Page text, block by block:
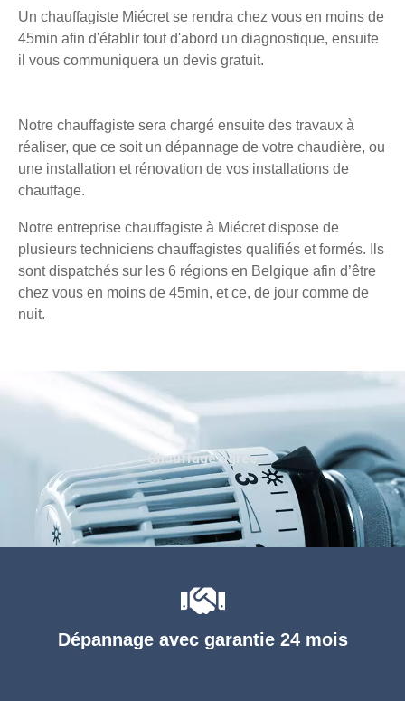
Un chauffagiste Miécret se rendra chez vous en moins de
45min afin d'établir tout d'abord un diagnostique, ensuite
il vous communiquera un devis gratuit.
Notre chauffagiste sera chargé ensuite des travaux à
réaliser, que ce soit un dépannage de votre chaudière, ou
une installation et rénovation de vos installations de
chauffage.
Notre entreprise chauffagiste à Miécret dispose de
plusieurs techniciens chauffagistes qualifiés et formés. Ils
sont dispatchés sur les 6 régions en Belgique afin d’être
chez vous en moins de 45min, et ce, de jour comme de
nuit.
Dépannage avec garantie 24 mois
Chauffage agréé